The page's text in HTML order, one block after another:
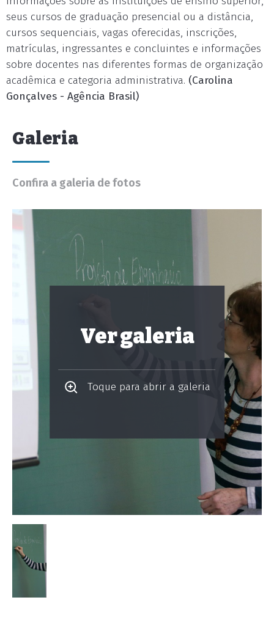
seus cursos de graduação presencial ou a distância,
cursos sequenciais, vagas oferecidas, inscrições,
matrículas, ingressantes e concluintes e informações
sobre docentes nas diferentes formas de organização
acadêmica e categoria administrativa. (Carolina
Gonçalves - Agência Brasil)
Galeria
Confira a galeria de fotos
Ver galeria
Toque para abrir a galeria